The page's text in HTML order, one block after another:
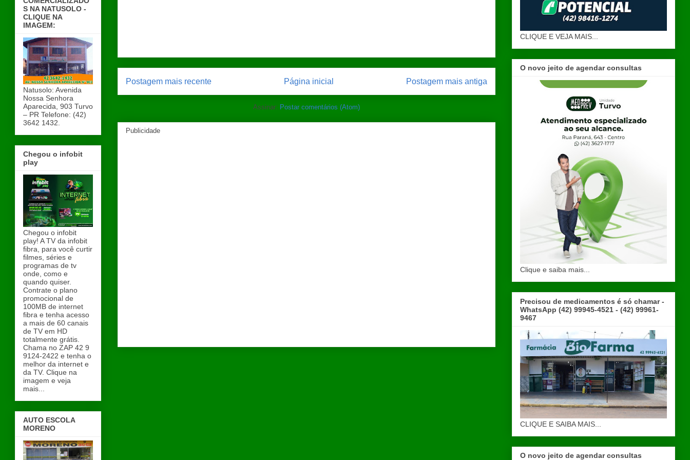
Postagem mais recente Postagem mais antiga
Página inicial
Assinar: Postar comentários (Atom)
Publicidade
S NA NATUSOLO -
CLIQUE NA
IMAGEM:
Natusolo: Avenida
Nossa Senhora
Aparecida, 903 Turvo
– PR Telefone: (42)
3642 1432.
Chegou o infobit
play
Chegou o infobit
play! A TV da infobit
fibra, para você curtir
filmes, séries e
programas de tv
onde, como e
quando quiser.
Contrate o plano
promocional de
100MB de internet
fibra e tenha acesso
a mais de 60 canais
de TV em HD
totalmente grátis.
Chama no ZAP 42 9
9124-2422 e tenha o
melhor da internet e
da TV. Clique na
imagem e veja
mais...
AUTO ESCOLA
MORENO
CLIQUE E VEJA MAIS...
O novo jeito de agendar consultas
Clique e saiba mais...
Precisou de medicamentos é só chamar -
WhatsApp (42) 99945-4521 - (42) 99961-
9467
CLIQUE E SAIBA MAIS...
O novo jeito de agendar consultas